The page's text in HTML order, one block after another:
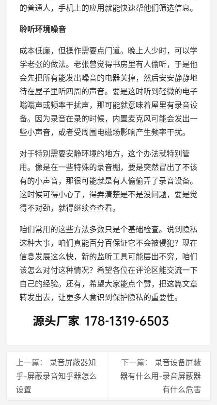
的普通人，手机上的应用就能快速帮他们筛选信息。
聆听环境噪音
成本低廉，但操作需要点门道。晚上人少时，可以学
学老张的做法。老张曾觉得书房里有人偷听，于是他
会先把所有能发出噪音的电器关掉，然后安安静静地
待在屋子里听四周的声音。要是这时听到轻微的电子
嗡嗡声或频率干扰声，那可能就意味着屋里有录音设
备。因为录音在录的时候，内置麦克风可能会发出一
些小声音，或者受周围电磁场影响产生频率干扰。
对于特别需要安静环境的地方，这个办法就特别管
用。像是在一些特殊的录音棚，要是突然冒出了不该
有的小声音，那很可能就是有人偷偷弄了录音设备。
这时候可得小心了，得弄清楚是不是没问题，要是觉
得不对劲，就得继续查查看。
咱们常用的这些方法多数只是个基础检查。说到隐私
这种大事，咱们真能百分百保证它不会被侵犯？现在
信息发展这么快，新的监听工具可能层出不穷，咱们
该怎么对付这种情况？希望各位在评论区能交流一下
自己的经验。还有，希望大家能点个赞，把这篇文章
转发出去，让更多人意识到保护隐私的重要性。
上一篇： 录音屏蔽器知
乎-屏蔽录音知乎器怎么
设置
下一篇： 录音设备屏蔽
器有什么用-录音屏蔽器
有什么危害